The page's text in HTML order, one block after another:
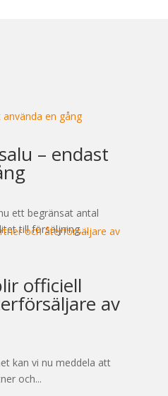
– endast
ett begränsat antal
till försäljning....
officiell
av
kan vi nu meddela att
och...